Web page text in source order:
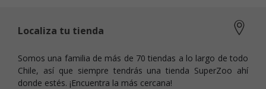
Localiza tu tienda
Somos una familia de más de 70 tiendas a lo largo de todo
Chile, así que siempre tendrás una tienda SuperZoo ahí
donde estés. ¡Encuentra la más cercana!